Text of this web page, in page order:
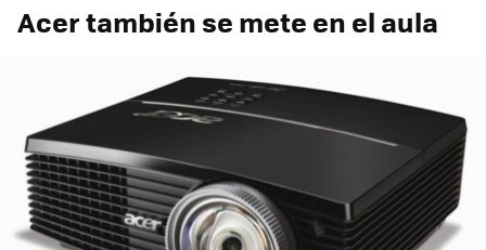
Acer también se mete en el aula